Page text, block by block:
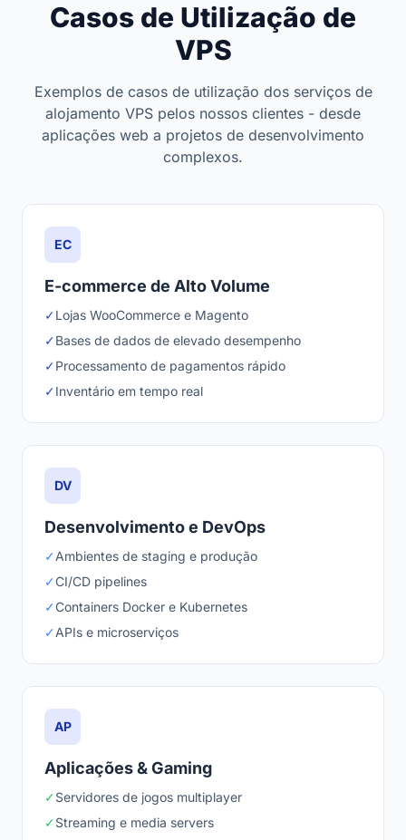
Casos de Utilização de
VPS
Exemplos de casos de utilização dos serviços de
alojamento VPS pelos nossos clientes - desde
aplicações web a projetos de desenvolvimento
complexos.
EC
E-commerce de Alto Volume
✓Lojas WooCommerce e Magento
✓Bases de dados de elevado desempenho
✓Processamento de pagamentos rápido
✓Inventário em tempo real
DV
Desenvolvimento e DevOps
✓Ambientes de staging e produção
✓CI/CD pipelines
✓Containers Docker e Kubernetes
✓APIs e microserviços
AP
Aplicações & Gaming
✓Servidores de jogos multiplayer
✓Streaming e media servers